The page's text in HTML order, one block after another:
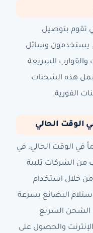
تقوم بتوصيل
يستخدمون وسائل
والقوارب السريعة
هذه الشحنات
الفورية.
الوقت الحالي
في الوقت الحالي. في
من الشركات تلبية
خلال استخدام
البضائع بسرعة
الشحن السريع
والحصول على